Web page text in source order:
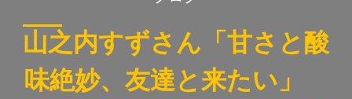
山之内すずさん「甘さと酸
味絶妙、友達と来たい」